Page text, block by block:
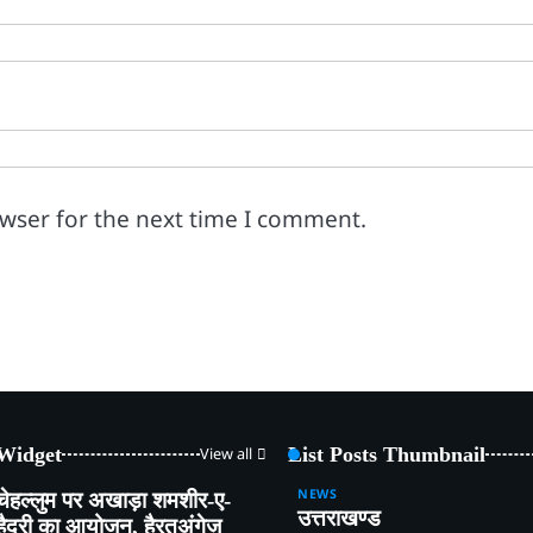
for the next time I comment.
View all
पर अखाड़ा शमशीर-ए-
का आयोजन, हैरतअंगेज़
List Posts Thumbnail
NEWS
उत्तराखण्ड